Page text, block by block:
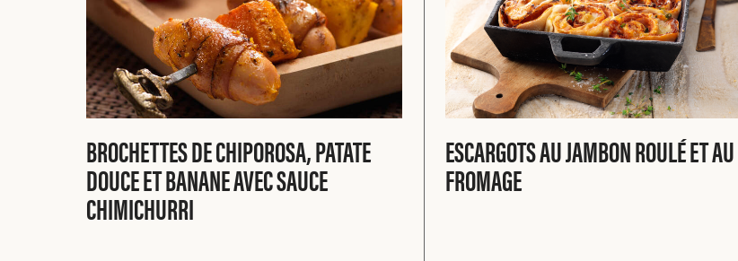
BROCHETTES DE CHIPOROSA, PATATE
DOUCE ET BANANE AVEC SAUCE
CHIMICHURRI
ESCARGOTS AU JAMBON ROULÉ ET AU
FROMAGE